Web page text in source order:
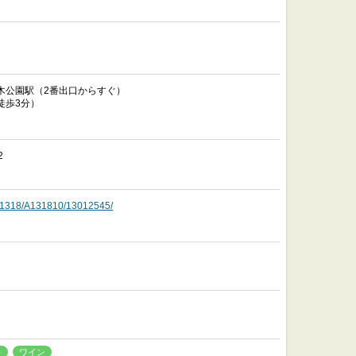
園駅（2番出口からすぐ）
3分）
A131810/13012545/
ワイン